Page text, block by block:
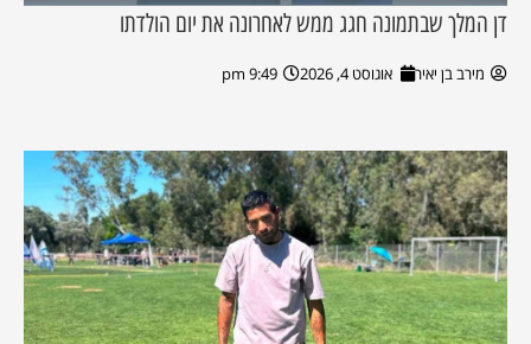
דן המלך שבתמונה חגג ממש לאחרונה את יום הולדתו
מירב בן יאיר אוגוסט 4, 2026 9:49 pm